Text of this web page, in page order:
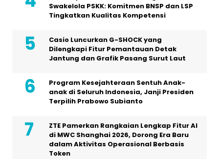
Swakelola PSKK: Komitmen BNSP dan LSP
Tingkatkan Kualitas Kompetensi
Casio Luncurkan G-SHOCK yang
Dilengkapi Fitur Pemantauan Detak
Jantung dan Grafik Pasang Surut Laut
Program Kesejahteraan Sentuh Anak-
anak di Seluruh Indonesia, Janji Presiden
Terpilih Prabowo Subianto
ZTE Pamerkan Rangkaian Lengkap Fitur AI
di MWC Shanghai 2026, Dorong Era Baru
dalam Aktivitas Operasional Berbasis
Token